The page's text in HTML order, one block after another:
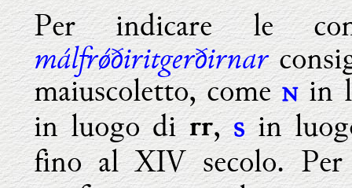
Per indicare le
málfrǿðiritgerðirnar
maiuscoletto, comein
in luogo dirr,in
fino al XIV secolo.